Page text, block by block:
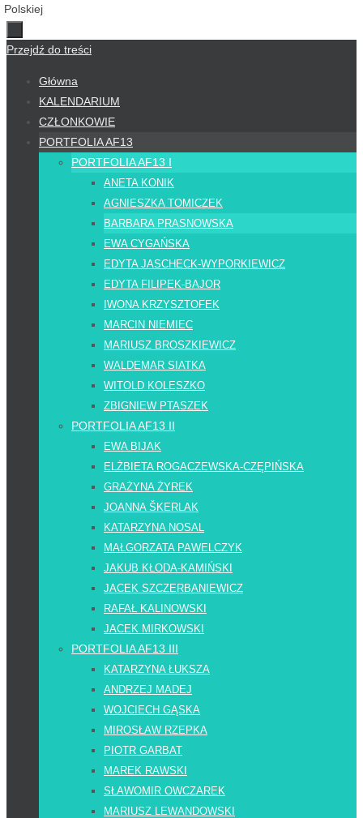
Przejdź do treści
Główna
KALENDARIUM
CZŁONKOWIE
PORTFOLIA AF13
PORTFOLIA AF13 I
ANETA KONIK
AGNIESZKA TOMICZEK
BARBARA PRASNOWSKA
EWA CYGAŃSKA
EDYTA JASCHECK-WYPORKIEWICZ
EDYTA FILIPEK-BAJOR
IWONA KRZYSZTOFEK
MARCIN NIEMIEC
MARIUSZ BROSZKIEWICZ
WALDEMAR SIATKA
WITOLD KOLESZKO
ZBIGNIEW PTASZEK
PORTFOLIA AF13 II
EWA BIJAK
ELŻBIETA ROGACZEWSKA-CZĘPIŃSKA
GRAŻYNA ŻYREK
JOANNA ŠKERLAK
KATARZYNA NOSAL
MAŁGORZATA PAWELCZYK
JAKUB KŁODA-KAMIŃSKI
JACEK SZCZERBANIEWICZ
RAFAŁ KALINOWSKI
JACEK MIRKOWSKI
PORTFOLIA AF13 III
KATARZYNA ŁUKSZA
ANDRZEJ MADEJ
WOJCIECH GĄSKA
MIROSŁAW RZEPKA
PIOTR GARBAT
MAREK RAWSKI
SŁAWOMIR OWCZAREK
MARIUSZ LEWANDOWSKI